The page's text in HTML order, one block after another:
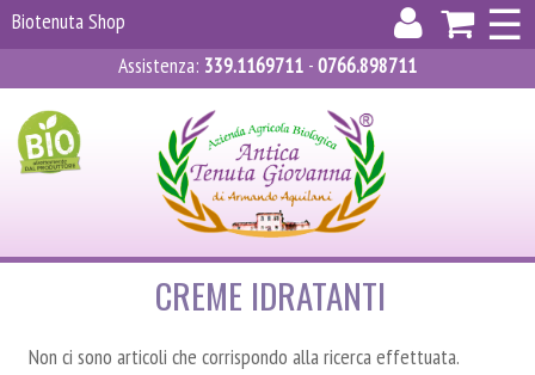
Assistenza: 339.1169711 -0766.898711
Biotenuta Shop ☰
×
CREME IDRATANTI
Non ci sono articoli che corrispondo alla ricerca effettuata.